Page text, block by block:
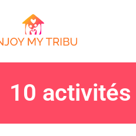
10